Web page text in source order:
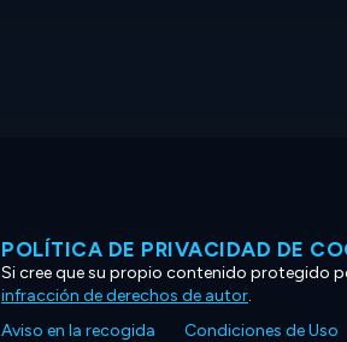
POLÍTICA DE PRIVACIDAD DE
Si cree que su propio contenido protegido
infracción de derechos de autor.
Aviso en la recogida
Condiciones de Uso